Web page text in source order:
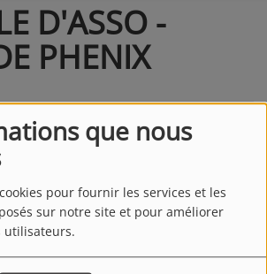
que nous
pour fournir les services et les
sur notre site et pour améliorer
utilisateurs.
D'ASSO -
PHENIX